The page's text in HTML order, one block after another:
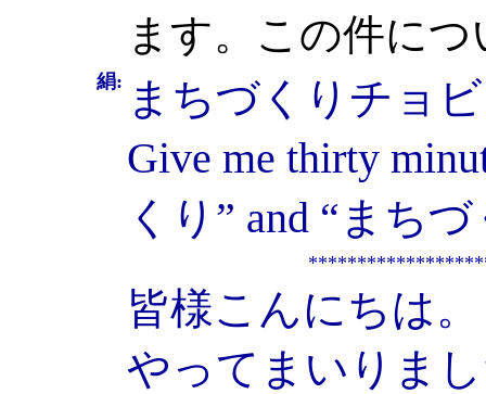
ます。この件に
絹: まちづくりチョ
Give me thirty
くり” and “まち
皆様こんにちは
やってまいりま